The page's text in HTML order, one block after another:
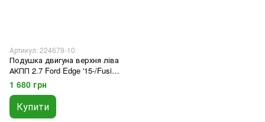
Артикул: 224679-10
Подушка двигуна верхня ліва
АКПП 2.7 Ford Edge '15-/Fusion
'16-
1 680 грн
Купити